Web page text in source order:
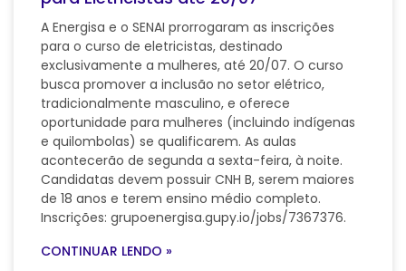
A Energisa e o SENAI prorrogaram as inscrições
para o curso de eletricistas, destinado
exclusivamente a mulheres, até 20/07. O curso
busca promover a inclusão no setor elétrico,
tradicionalmente masculino, e oferece
oportunidade para mulheres (incluindo indígenas
e quilombolas) se qualificarem. As aulas
acontecerão de segunda a sexta-feira, à noite.
Candidatas devem possuir CNH B, serem maiores
de 18 anos e terem ensino médio completo.
Inscrições: grupoenergisa.gupy.io/jobs/7367376.
CONTINUAR LENDO »